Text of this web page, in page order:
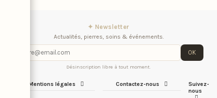
✦ Newsletter
Actualités, pierres, soins & événements.
OK
Désinscription libre à tout moment.
Mentions légales Contactez-nous
Suivez-
nous